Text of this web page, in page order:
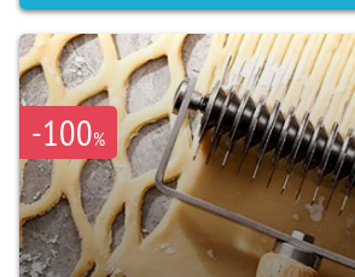
-100%